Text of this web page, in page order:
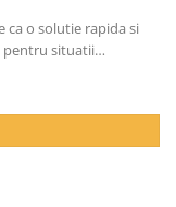
ca o solutie rapida si
pentru situatii…